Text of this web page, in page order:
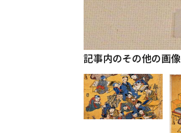
記事内のその他の画像